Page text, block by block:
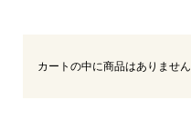
カートの中に商品はありません